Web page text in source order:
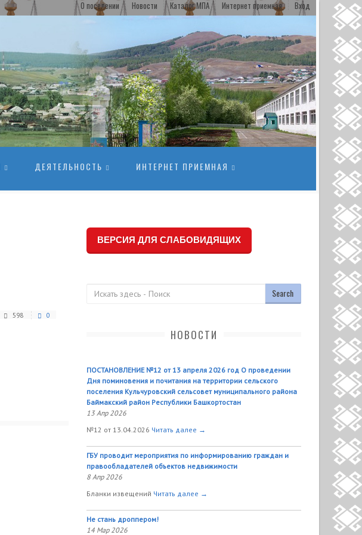
О поселении Новости Каталог МПА Интернет приемная Вход
ДЕЯТЕЛЬНОСТЬ ИНТЕРНЕТ ПРИЕМНАЯ
598 0
ВЕРСИЯ ДЛЯ СЛАБОВИДЯЩИХ
НОВОСТИ
ПОСТАНОВЛЕНИЕ №12 от 13 апреля 2026 год О проведении
Дня поминовения и почитания на территории сельского
поселения Кульчуровский сельсовет муниципального района
Баймакский район Республики Башкортостан
13 Апр 2026
№12 от 13.04.2026 Читать далее →
ГБУ проводит мероприятия по информированию граждан и
правообладателей объектов недвижимости
8 Апр 2026
Бланки извещений Читать далее →
Не стань дроппером!
14 Мар 2026